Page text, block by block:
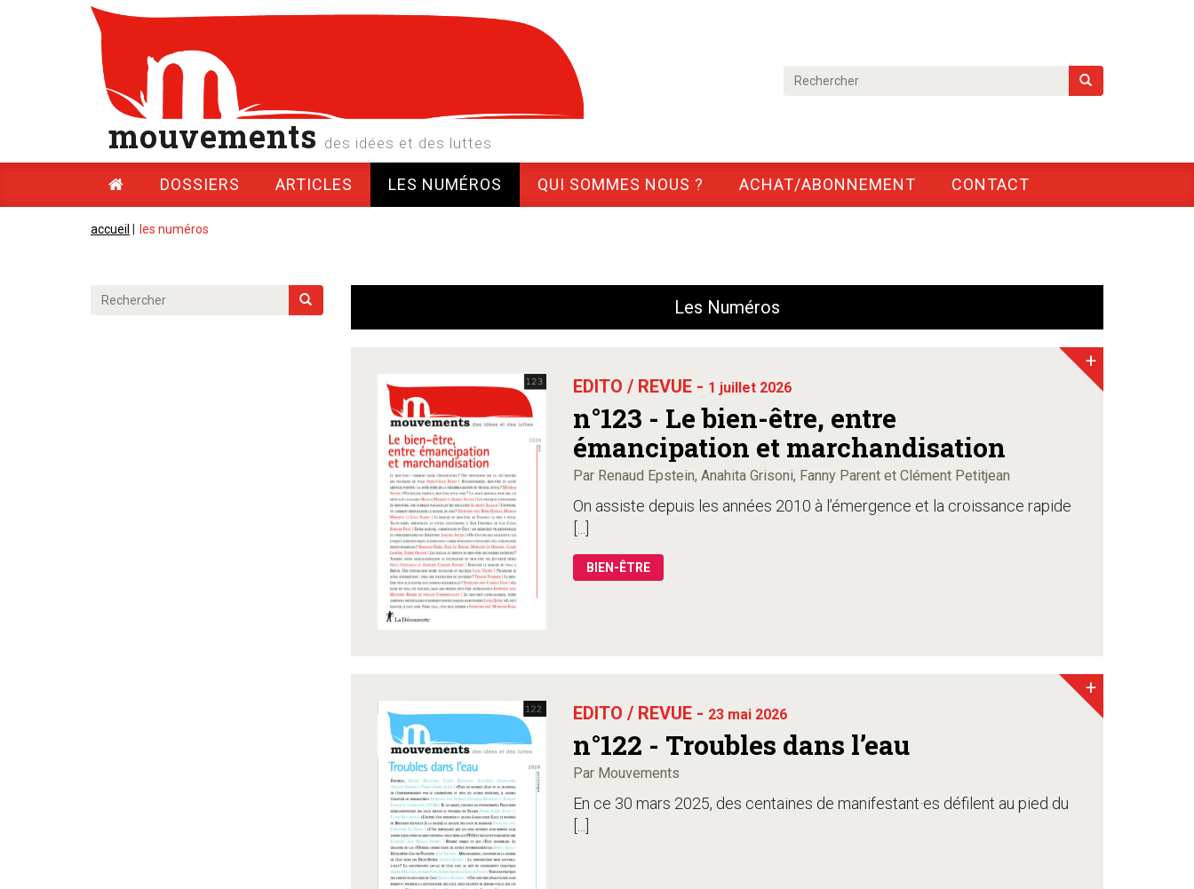
mouvements des idées et des luttes
DOSSIERS ARTICLES LES NUMÉROS QUI SOMMES NOUS ? ACHAT/ABONNEMENT CONTACT
accueil les numéros
Les Numéros
EDITO / REVUE - 1 juillet 2026
n°123 - Le bien-être, entre
émancipation et marchandisation
Par Renaud Epstein, Anahita Grisoni, Fanny Parent et Clément Petitjean
On assiste depuis les années 2010 à l’émergence et la croissance rapide
[...]
BIEN-ÊTRE
+
EDITO / REVUE - 23 mai 2026
n°122 - Troubles dans l’eau
Par Mouvements
En ce 30 mars 2025, des centaines de manifestant·es défilent au pied du
[...]
+